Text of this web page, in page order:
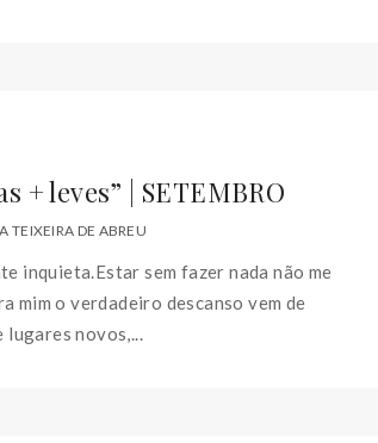
+ leves” | SETEMBRO
TEIXEIRA DE ABREU
inquieta.Estar sem fazer nada não me
mim o verdadeiro descanso vem de
lugares novos,...